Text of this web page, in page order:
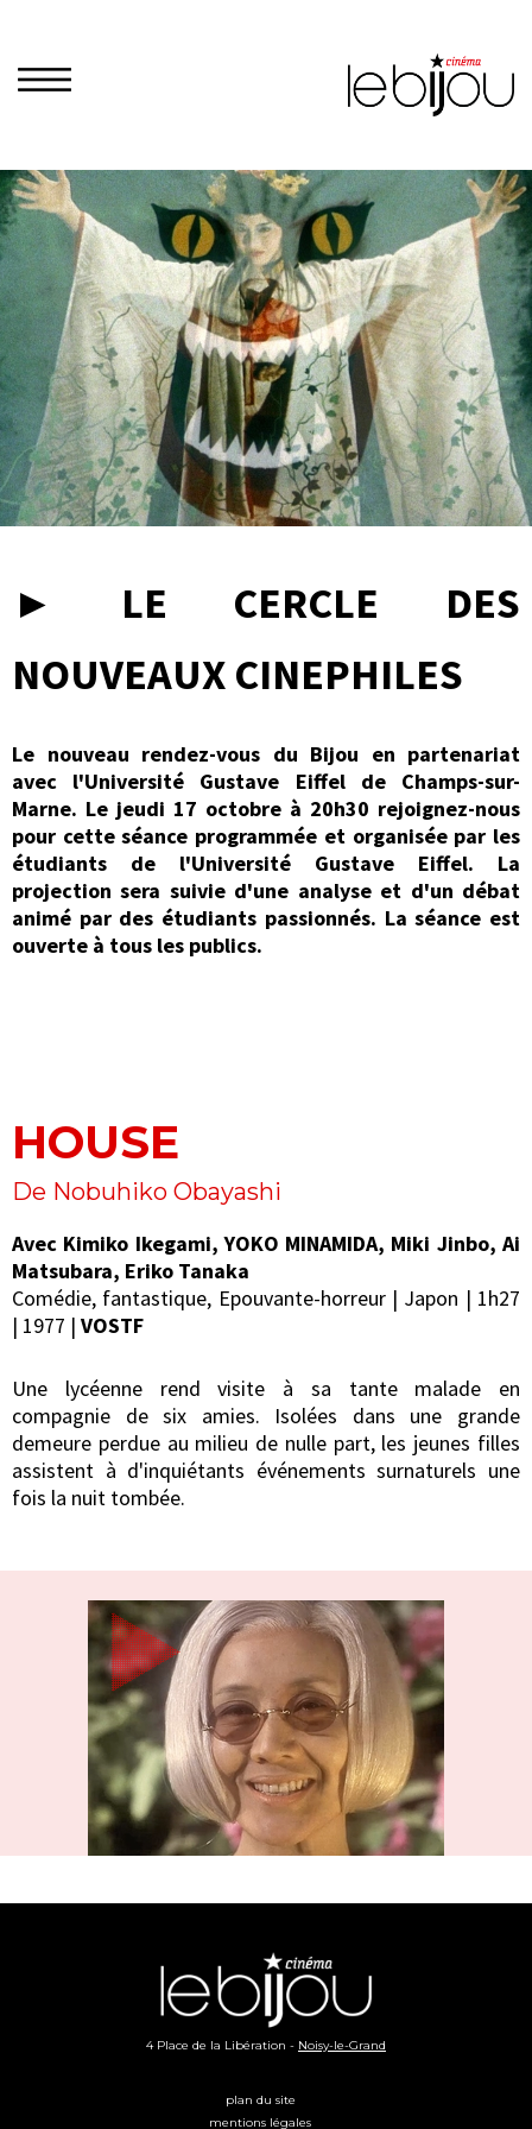
► LE CERCLE DES
NOUVEAUX CINEPHILES
Le nouveau rendez-vous du Bijou en partenariat
avec l'Université Gustave Eiffel de Champs-sur-
Marne. Le jeudi 17 octobre à 20h30 rejoignez-nous
pour cette séance programmée et organisée par les
étudiants de l'Université Gustave Eiffel. La
projection sera suivie d'une analyse et d'un débat
animé par des étudiants passionnés. La séance est
ouverte à tous les publics.
HOUSE
De Nobuhiko Obayashi
Avec Kimiko Ikegami, YOKO MINAMIDA, Miki Jinbo, Ai
Matsubara, Eriko Tanaka
Comédie, fantastique, Epouvante-horreur | Japon | 1h27
| 1977 | VOSTF
Une lycéenne rend visite à sa tante malade en
compagnie de six amies. Isolées dans une grande
demeure perdue au milieu de nulle part, les jeunes filles
assistent à d'inquiétants événements surnaturels une
fois la nuit tombée.
4 Place de la Libération - Noisy-le-Grand
plan du site
mentions légales